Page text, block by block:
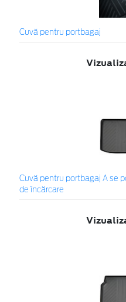
Cuvă pentru portbagaj
Cuvă pentru portbagaj A se
de încărcare